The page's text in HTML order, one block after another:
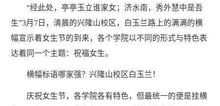
“经此处，亭亭玉立谁家女；济水南，秀外慧中是吾
生”3月7日，清晨的兴隆山校区，白玉兰路上的满满的横
幅宣示着女生节的到来，各个学院以不同的形式与特色表
达着同一个主题：祝福女生。
横幅标语哪家强？兴隆山校区白玉兰！
庆祝女生节，各学院各有特色，但最统一的便是挂横